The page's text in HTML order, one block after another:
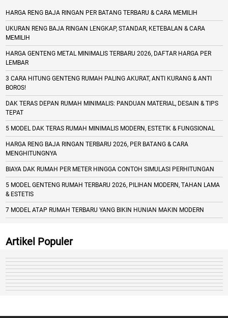
HARGA RENG BAJA RINGAN PER BATANG TERBARU & CARA MEMILIH
UKURAN RENG BAJA RINGAN LENGKAP, STANDAR, KETEBALAN & CARA
MEMILIH
HARGA GENTENG METAL MINIMALIS TERBARU 2026, DAFTAR HARGA PER
LEMBAR
3 CARA HITUNG GENTENG RUMAH PALING AKURAT, ANTI KURANG & ANTI
BOROS!
DAK TERAS DEPAN RUMAH MINIMALIS: PANDUAN MATERIAL, DESAIN & TIPS
TEPAT
5 MODEL DAK TERAS RUMAH MINIMALIS MODERN, ESTETIK & FUNGSIONAL
HARGA RENG BAJA RINGAN TERBARU 2026, PER BATANG & CARA
MENGHITUNGNYA
BIAYA DAK RUMAH PER METER HINGGA CONTOH SIMULASI PERHITUNGAN
5 MODEL GENTENG RUMAH TERBARU 2026, PILIHAN MODERN, TAHAN LAMA
& ESTETIS
7 MODEL ATAP RUMAH TERBARU YANG BIKIN HUNIAN MAKIN MODERN
Artikel Populer